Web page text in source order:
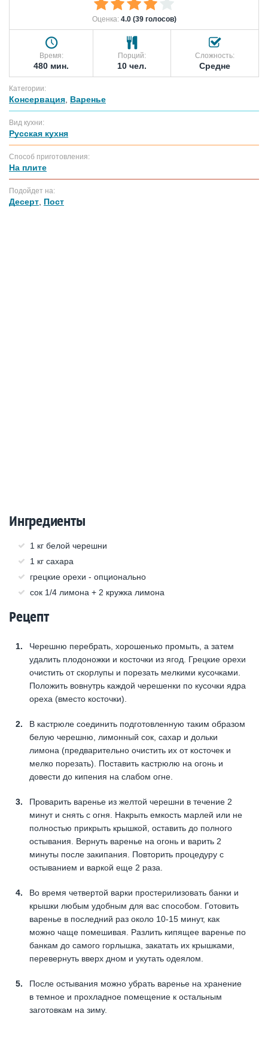
Оценка: 4.0 (39 голосов)
Время:
480 мин.
Порций:
10 чел.
Сложность:
Средне
Категории:
Консервация Варенье
Вид кухни:
Русская кухня
Способ приготовления:
На плите
Подойдет на:
Десерт Пост
Ингредиенты
1 кг белой черешни
1 кг сахара
грецкие орехи - опционально
сок 1/4 лимона + 2 кружка лимона
Рецепт
Черешню перебрать, хорошенько промыть, а затем
удалить плодоножки и косточки из ягод. Грецкие орехи
очистить от скорлупы и порезать мелкими кусочками.
Положить вовнутрь каждой черешенки по кусочки ядра
ореха (вместо косточки).
В кастрюле соединить подготовленную таким образом
белую черешню, лимонный сок, сахар и дольки
лимона (предварительно очистить их от косточек и
мелко порезать). Поставить кастрюлю на огонь и
довести до кипения на слабом огне.
Проварить варенье из желтой черешни в течение 2
минут и снять с огня. Накрыть емкость марлей или не
полностью прикрыть крышкой, оставить до полного
остывания. Вернуть варенье на огонь и варить 2
минуты после закипания. Повторить процедуру с
остыванием и варкой еще 2 раза.
Во время четвертой варки простерилизовать банки и
крышки любым удобным для вас способом. Готовить
варенье в последний раз около 10-15 минут, как
можно чаще помешивая. Разлить кипящее варенье по
банкам до самого горлышка, закатать их крышками,
перевернуть вверх дном и укутать одеялом.
После остывания можно убрать варенье на хранение
в темное и прохладное помещение к остальным
заготовкам на зиму.